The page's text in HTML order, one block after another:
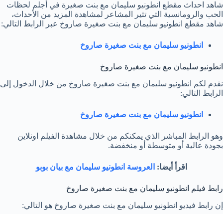
شاهد احداث مقطع انطونيو سليمان مع بنت صغيرة في أجلم لحظات
الحب والرومانسية التي تثير المشاعر لمشاهدة المزيد من الأحداث،
شاهد مقطع انطونيو سليمان مع بنت صغيرة صاروخ عبر الرابط التالي:
انطونيو سليمان مع بنت صغيرة صاروخ
انطونيو سليمان مع بنت صغيرة صاروخ
نقدم لكم انطونيو سليمان مع بنت صغيرة صاروخ من خلال الدخول إلى
الرابط التالي:
انطونيو سليمان مع بنت صغيرة صاروخ
وهو الرابط المباشر الذي يمكنكم من خلال مشاهدة الفيلم اونلاين
بجودة عالية أو متوسطة أو منخفضة.
اقرأ أيضا: العروسة انطونيو سليمان مع بيان بوبو
رابط فيلم انطونيو سليمان مع بنت صغيرة صاروخ
إن رابط فيديو انطونيو سليمان مع بنت صغيرة صاروخ هو التالي: